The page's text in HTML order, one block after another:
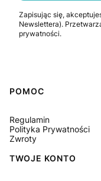
Zapisując się,
Newslettera).
prywatności.
Linki w stopce
POMOC
Regulamin
Polityka Prywatności
Zwroty
TWOJE KONTO